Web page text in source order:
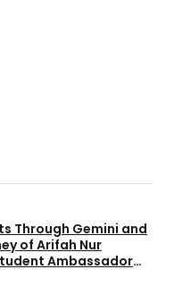
Through Gemini and
of Arifah Nur
Ambassador